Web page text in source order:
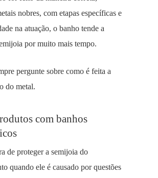
nobres, com etapas específicas e
na atuação, o banho tende a
por muito mais tempo.
pergunte sobre como é feita a
do metal.
com banhos
de proteger a semijoia do
quando ele é causado por questões